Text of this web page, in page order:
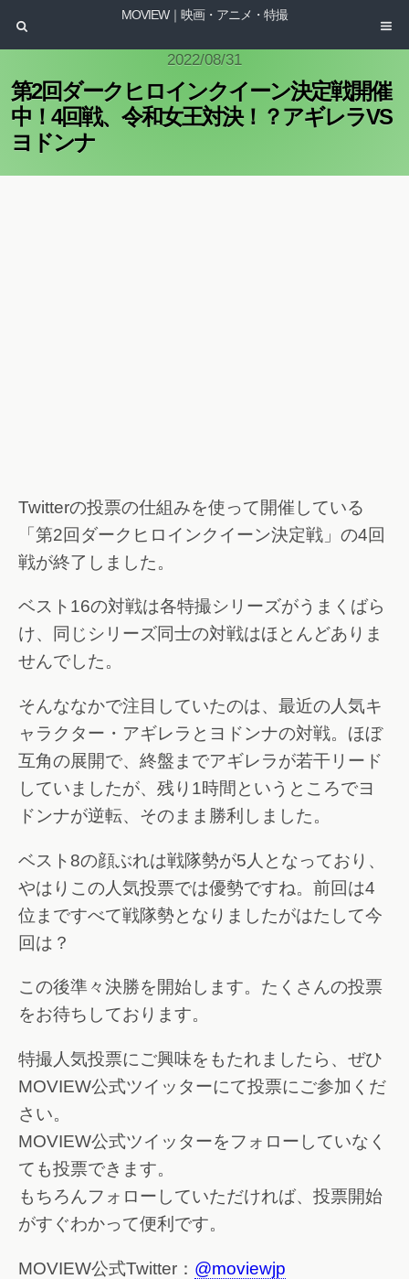
MOVIEW｜映画・アニメ・特撮
2022/08/31
第2回ダークヒロインクイーン決定戦開催
中！4回戦、令和女王対決！？アギレラVS
ヨドンナ
Twitterの投票の仕組みを使って開催している
「第2回ダークヒロインクイーン決定戦」の4回
戦が終了しました。
ベスト16の対戦は各特撮シリーズがうまくばら
け、同じシリーズ同士の対戦はほとんどありま
せんでした。
そんななかで注目していたのは、最近の人気キ
ャラクター・アギレラとヨドンナの対戦。ほぼ
互角の展開で、終盤までアギレラが若干リード
していましたが、残り1時間というところでヨ
ドンナが逆転、そのまま勝利しました。
ベスト8の顔ぶれは戦隊勢が5人となっており、
やはりこの人気投票では優勢ですね。前回は4
位まですべて戦隊勢となりましたがはたして今
回は？
この後準々決勝を開始します。たくさんの投票
をお待ちしております。
特撮人気投票にご興味をもたれましたら、ぜひ
MOVIEW公式ツイッターにて投票にご参加くだ
さい。
MOVIEW公式ツイッターをフォローしていなく
ても投票できます。
もちろんフォローしていただければ、投票開始
がすぐわかって便利です。
MOVIEW公式Twitter： @moviewjp